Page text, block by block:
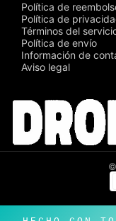
Política de
Política de
Términos del
Política de envío
Información de
Aviso legal
©